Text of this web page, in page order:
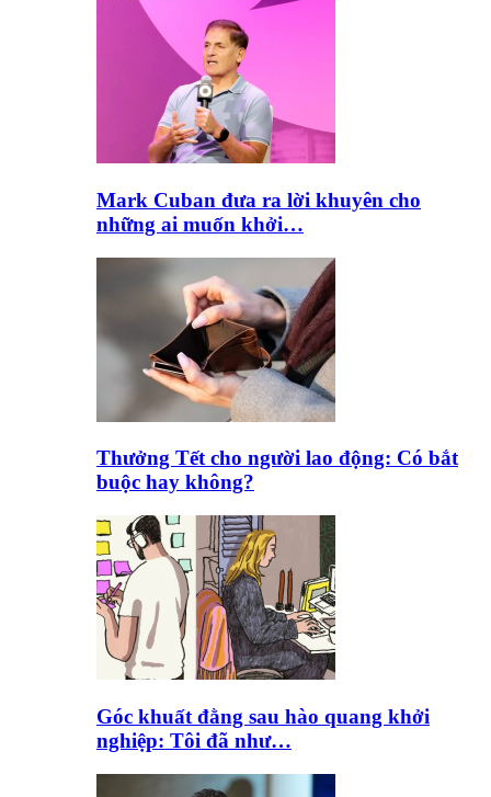
Mark Cuban đưa ra lời khuyên cho
những ai muốn khởi…
Thưởng Tết cho người lao động: Có bắt
buộc hay không?
Góc khuất đằng sau hào quang khởi
nghiệp: Tôi đã như…